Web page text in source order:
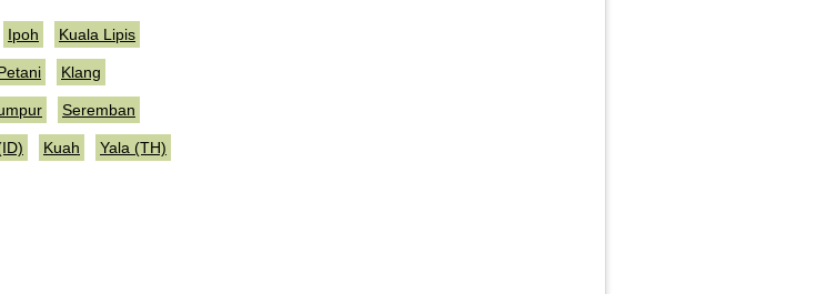
Ipoh Kuala Lipis
Klang
Seremban
Kuah Yala (TH)